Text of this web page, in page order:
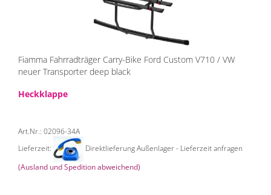
Fiamma Fahrradträger Carry-Bike Ford Custom V710 / VW
neuer Transporter deep black
Heckklappe
Art.Nr.: 02096-34A
Lieferzeit:
Direktlieferung Außenlager - Lieferzeit anfragen
(Ausland und Spedition abweichend)